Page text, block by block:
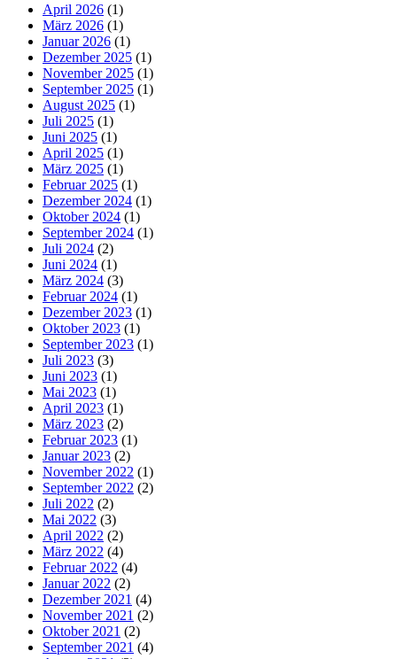
April 2026 (1)
März 2026 (1)
Januar 2026 (1)
Dezember 2025 (1)
November 2025 (1)
September 2025 (1)
August 2025 (1)
Juli 2025 (1)
Juni 2025 (1)
April 2025 (1)
März 2025 (1)
Februar 2025 (1)
Dezember 2024 (1)
Oktober 2024 (1)
September 2024 (1)
Juli 2024 (2)
Juni 2024 (1)
März 2024 (3)
Februar 2024 (1)
Dezember 2023 (1)
Oktober 2023 (1)
September 2023 (1)
Juli 2023 (3)
Juni 2023 (1)
Mai 2023 (1)
April 2023 (1)
März 2023 (2)
Februar 2023 (1)
Januar 2023 (2)
November 2022 (1)
September 2022 (2)
Juli 2022 (2)
Mai 2022 (3)
April 2022 (2)
März 2022 (4)
Februar 2022 (4)
Januar 2022 (2)
Dezember 2021 (4)
November 2021 (2)
Oktober 2021 (2)
September 2021 (4)